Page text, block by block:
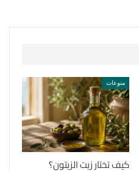
منوعات
كيف تختار زيت الزيتون؟